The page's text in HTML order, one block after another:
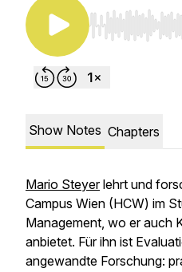
Use Left/Right
Show Notes Chapters
Mario Steyerlehrt und
Campus Wien (HCW) im
Management, wo er auch
anbietet. Für ihn ist
angewandte Forschung: